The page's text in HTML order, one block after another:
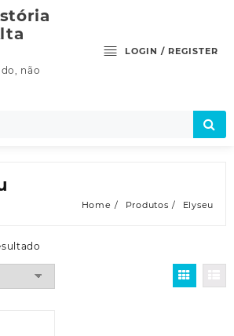
não
LOGIN / REGISTER
Home Produtos Elyseu